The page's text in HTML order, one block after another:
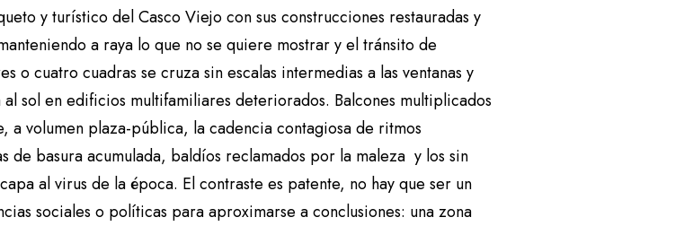
y turístico del Casco Viejo con sus construcciones restauradas y
a raya lo que no se quiere mostrar y el tránsito de
o cuatro cuadras se cruza sin escalas intermedias a las ventanas y
sol en edificios multifamiliares deteriorados. Balcones multiplicados
a volumen plaza-pública, la cadencia contagiosa de ritmos
de basura acumulada, baldíos reclamados por la maleza y los sin
al virus de la época. El contraste es patente, no hay que ser un
sociales o políticas para aproximarse a conclusiones: una zona